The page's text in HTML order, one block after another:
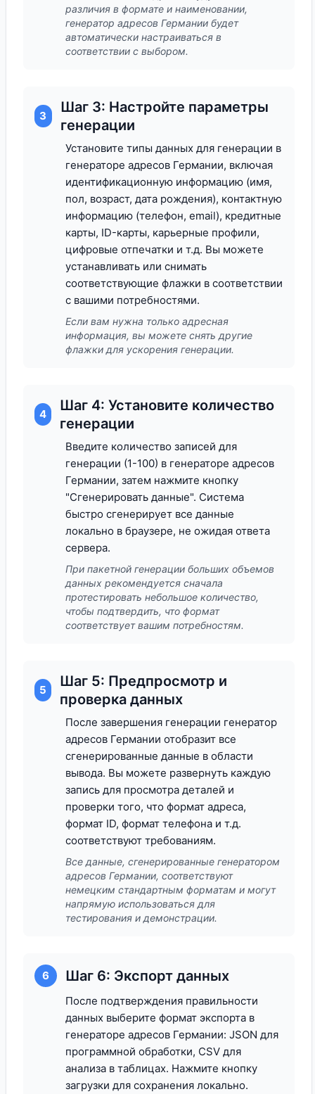
различия в формате и наименовании,
генератор адресов Германии будет
автоматически настраиваться в
соответствии с выбором.
3
Шаг 3: Настройте параметры
генерации
Установите типы данных для генерации в
генераторе адресов Германии, включая
идентификационную информацию (имя,
пол, возраст, дата рождения), контактную
информацию (телефон, email), кредитные
карты, ID-карты, карьерные профили,
цифровые отпечатки и т.д. Вы можете
устанавливать или снимать
соответствующие флажки в соответствии
с вашими потребностями.
Если вам нужна только адресная
информация, вы можете снять другие
флажки для ускорения генерации.
4
Шаг 4: Установите количество
генерации
Введите количество записей для
генерации (1-100) в генераторе адресов
Германии, затем нажмите кнопку
"Сгенерировать данные". Система
быстро сгенерирует все данные
локально в браузере, не ожидая ответа
сервера.
При пакетной генерации больших объемов
данных рекомендуется сначала
протестировать небольшое количество,
чтобы подтвердить, что формат
соответствует вашим потребностям.
5
Шаг 5: Предпросмотр и
проверка данных
После завершения генерации генератор
адресов Германии отобразит все
сгенерированные данные в области
вывода. Вы можете развернуть каждую
запись для просмотра деталей и
проверки того, что формат адреса,
формат ID, формат телефона и т.д.
соответствуют требованиям.
Все данные, сгенерированные генератором
адресов Германии, соответствуют
немецким стандартным форматам и могут
напрямую использоваться для
тестирования и демонстрации.
6 Шаг 6: Экспорт данных
После подтверждения правильности
данных выберите формат экспорта в
генераторе адресов Германии: JSON для
программной обработки, CSV для
анализа в таблицах. Нажмите кнопку
загрузки для сохранения локально.